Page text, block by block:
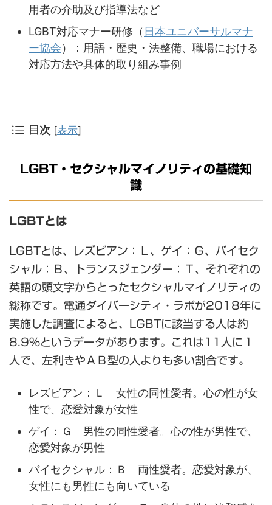
用者の介助及び指導法など
LGBT対応マナー研修（ 日本ユニバーサルマナ
ー協会）：用語・歴史・法整備、職場における
対応方法や具体的取り組み事例
目次 [表示]
LGBT・セクシャルマイノリティの基礎知
識
LGBTとは
LGBTとは、レズビアン：Ｌ、ゲイ：Ｇ、バイセク
シャル：Ｂ、トランスジェンダー：Ｔ、それぞれの
英語の頭文字からとったセクシャルマイノリティの
総称です。電通ダイバーシティ・ラボが2018年に
実施した調査によると、LGBTに該当する人は約
8.9%というデータがあります。これは11人に１
人で、左利きやＡＢ型の人よりも多い割合です。
レズビアン：Ｌ 女性の同性愛者。心の性が女
性で、恋愛対象が女性
ゲイ：Ｇ 男性の同性愛者。心の性が男性で、
恋愛対象が男性
バイセクシャル：Ｂ 両性愛者。恋愛対象が、
女性にも男性にも向いている